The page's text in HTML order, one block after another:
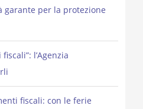
garante per la protezione
l’Agenzia
fiscali: con le ferie